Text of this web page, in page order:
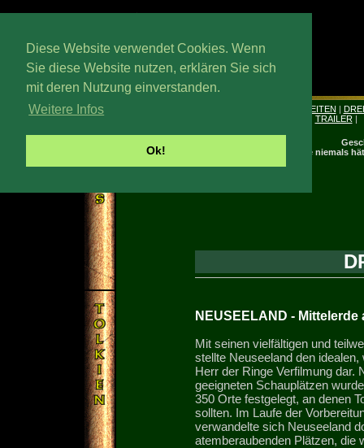
Diese Website verwendet Cookies. Wenn
Sie diese Website nutzen, erklären Sie sich
mit deren Nutzung einverstanden.
Weitere Infos
Ok!
Hevenstag, 16. Wedmath 2026
DREHARBEITEN |
TRAILER|
Und Dinge, die niemals
NEUSEELAND - Mittelerde
Mit seinen vielfältigen und
stellte Neuseeland den
Herr der Ringe Verfilmung dar.
geeigneten Schauplätzen
350 Orte festgelegt, an denen
sollten. Im Laufe der
verwandelte sich Neuseeland
atemberaubenden Plätzen, die